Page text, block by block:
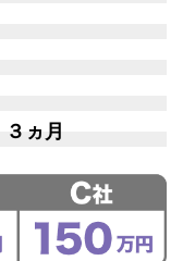
３ヵ月